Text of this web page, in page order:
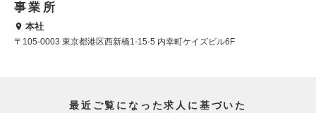
事業所
本社
〒105-0003 東京都港区西新橋1-15-5 内幸町ケイズビル6F
最近ご覧になった求人に基づいた